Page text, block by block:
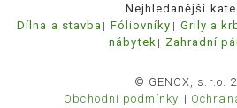
Nejhledanější
Dílna a stavba
Fóliovníky Grily a
nábytek
Zahradní
© GENOX, s.r.o.
Obchodní podmínky